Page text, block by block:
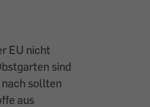
EU nicht
sind
sollten
aus